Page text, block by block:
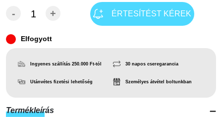
- + ÉRTESÍTÉST KÉREK
Elfogyott
Ingyenes szállítás 250.000 Ft-tól
Utánvétes fizetési lehetőség
30 napos cseregarancia
Személyes átvétel boltunkban
Termékleírás